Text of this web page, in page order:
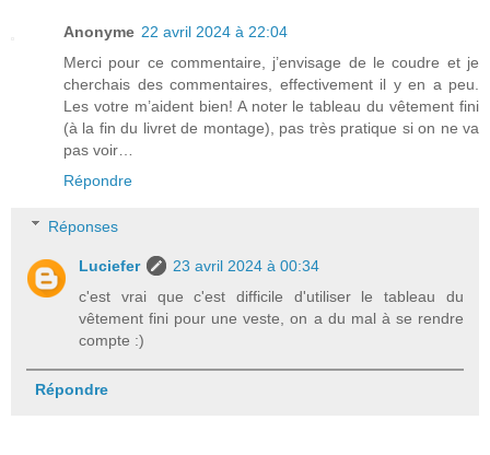
Anonyme 22 avril 2024 à 22:04
Merci pour ce commentaire, j’envisage de le coudre et je
cherchais des commentaires, effectivement il y en a peu.
Les votre m’aident bien! A noter le tableau du vêtement fini
(à la fin du livret de montage), pas très pratique si on ne va
pas voir…
Répondre
Réponses
Luciefer
23 avril 2024 à 00:34
c'est vrai que c'est difficile d'utiliser le tableau du
vêtement fini pour une veste, on a du mal à se rendre
compte :)
Répondre